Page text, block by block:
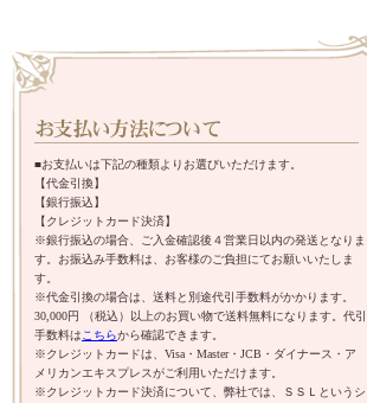
■お支払いは下記の種類よりお選びいただけます。
【代金引換】
【銀行振込】
【クレジットカード決済】
※銀行振込の場合、ご入金確認後４営業日以内の発送となりま
す。お振込み手数料は、お客様のご負担にてお願いいたしま
す。
※代金引換の場合は、送料と別途代引手数料がかかります。
30,000円 （税込）以上のお買い物で送料無料になります。代引
手数料は こちらから確認できます。
※クレジットカードは、Visa・Master・JCB・ダイナース・ア
メリカンエキスプレスがご利用いただけます。
※クレジットカード決済について、弊社では、ＳＳＬというシ